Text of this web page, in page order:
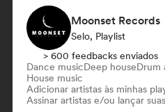
Moonset Records
Selo, Playlist
> 600 feedbacks enviados
Dance musicDeep houseDrum
House music
Adicionar artistas às minhas
Assinar artistas e/ou lançar